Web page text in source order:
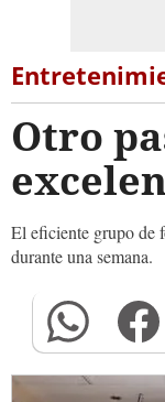
Otro
El eficiente grupo
durante una semana.